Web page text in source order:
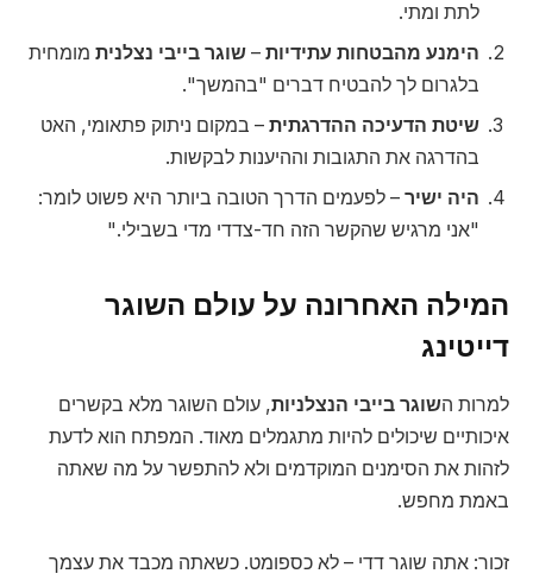
לתת ומתי.
הימנע מהבטחות עתידיות – שוגר בייבי נצלנית מומחית
בלגרום לך להבטיח דברים "בהמשך".
שיטת הדעיכה ההדרגתית – במקום ניתוק פתאומי, האט
בהדרגה את התגובות וההיענות לבקשות.
היה ישיר – לפעמים הדרך הטובה ביותר היא פשוט לומר:
"אני מרגיש שהקשר הזה חד-צדדי מדי בשבילי."
המילה האחרונה על עולם השוגר
דייטינג
למרות השוגר בייבי הנצלניות, עולם השוגר מלא בקשרים
איכותיים שיכולים להיות מתגמלים מאוד. המפתח הוא לדעת
לזהות את הסימנים המוקדמים ולא להתפשר על מה שאתה
באמת מחפש.
זכור: אתה שוגר דדי – לא כספומט. כשאתה מכבד את עצמך